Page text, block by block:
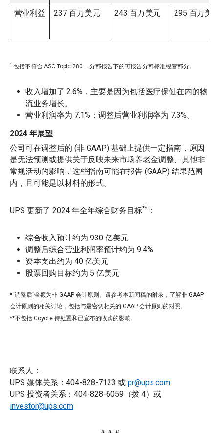
营业利益 237 百万美元 243 百万美元 295 百万美
1 包括不符合 ASC Topic 280 – 分部报告下的可报告分部标准经营部分。
收入增加了 2.6%，主要是因为包括医疗保健在内的物
流业务增长。
营业利润率为 7.1%；调整后营业利润率为 7.3%。
2024 年展望
公司可在调整后的 (非 GAAP) 基础上提供一定指南，原因
是无法预测或提供关于反映未来市场养老金调整、其他非
常规活动的影响，这些指南可能在报告 (GAAP) 结果范围
内，且可能是以材料的形式。
UPS 更新了 2024 年全年综合财务目标** ：
综合收入预计约为 930 亿美元
调整后综合营业利润率预计约为 9.4%
资本支出约为 40 亿美元
股票回购目标约为 5 亿美元
*“调整后”金额为非 GAAP 会计原则。请参考本新闻稿的附录，了解非 GAAP
会计原则的相关讨论，包括与最密切相关的 GAAP 会计原则的对照。
**不包括 Coyote 待处置和已宣布的收购的影响。
联系人：
UPS 媒体关系：404-828-7123 或 pr@ups.com
UPS 投资者关系：404-828-6059（拨 4）或
investor@ups.com